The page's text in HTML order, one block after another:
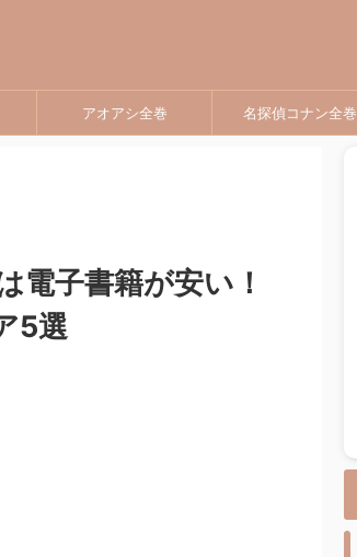
アオアシ全巻 名探偵コナン全巻
電子書籍が安い！
5選